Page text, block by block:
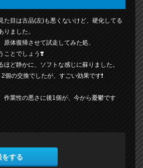
た目は古品(左)も悪くないけど、硬化してる
りました。
原体復帰させて試走してみた処、
ことでしょう❣️
ほど静かに、ソフトな感じに蘇りました。
個の交換でしたが、すごい効果です❗️
作業性の悪さに後1個が、今から憂鬱です
する